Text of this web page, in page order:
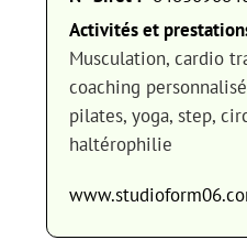
Activités et
Musculation, cardio
coaching
pilates, yoga, step,
haltérophilie